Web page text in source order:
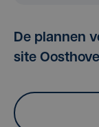
De plannen
site